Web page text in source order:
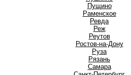
Пущино
Раменское
Ревда
Реж
Реутов
Ростов-на-Дону
Руза
Рязань
Самара